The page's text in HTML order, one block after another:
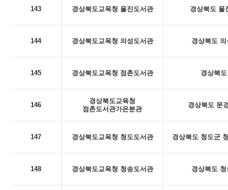
143 경상북도교육청 울진도서관 경상북도 울
144 경상북도교육청 의성도서관 경상북도
145 경상북도교육청 점촌도서관 경상북
146
경상북도교육청
점촌도서관가은분관
경상북도 문
147 경상북도교육청 청도도서관 경상북도 청도군
148 경상북도교육청 청송도서관 경상북도